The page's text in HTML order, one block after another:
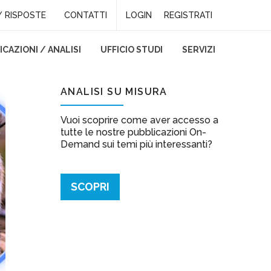
RISPOSTE CONTATTI LOGIN REGISTRATI
/ ANALISI UFFICIO STUDI SERVIZI
PER LA FED
ANALISI SU MISURA
Vuoi scoprire come aver accesso a
tutte le nostre pubblicazioni On-
Demand sui temi più interessanti?
SCOPRI